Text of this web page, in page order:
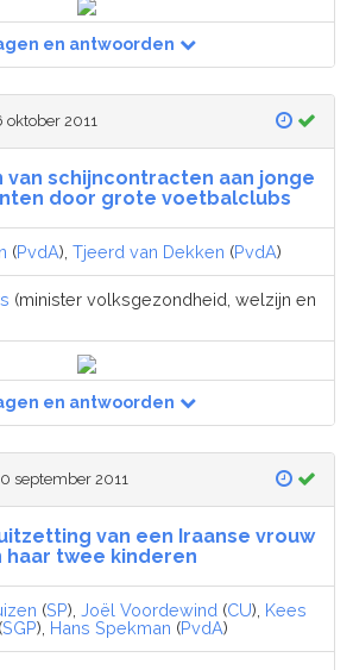
en antwoorden
oktober 2011
van schijncontracten aan jonge
door grote voetbalclubs
(PvdA), Tjeerd van Dekken (PvdA)
(minister volksgezondheid, welzijn en
en antwoorden
september 2011
van een Iraanse vrouw
haar twee kinderen
(SP), Joël Voordewind (CU), Kees
(SGP), Hans Spekman (PvdA)